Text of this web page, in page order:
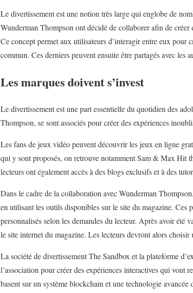
Le divertissement est une notion très large qui englobe de
Wunderman Thompson ont décidé de collaborer afin de
Ce concept permet aux utilisateurs d’interagir entre eux pour
commun. Ces derniers peuvent ensuite être partagés avec les
Les marques doivent s’invest
Le divertissement est une part essentielle du quotidien des
Thompson, se sont associés pour créer des expériences
Les fans de jeux vidéo peuvent découvrir les jeux en ligne
qui y sont proposés, on retrouve notamment Sam & Max Hit
lecteurs ont également accès à des blogs exclusifs et à des
Dans le cadre de la collaboration avec Wunderman
en utilisant les outils disponibles sur le site du magazine. Ces
personnalisés selon les demandes du lecteur. Après avoir été
le site internet du magazine. Les lecteurs devront alors choisir
La société de divertissement The Sandbox et la plateforme
l’association pour créer des expériences interactives qui vont
basent sur un système blockchain et une technologie